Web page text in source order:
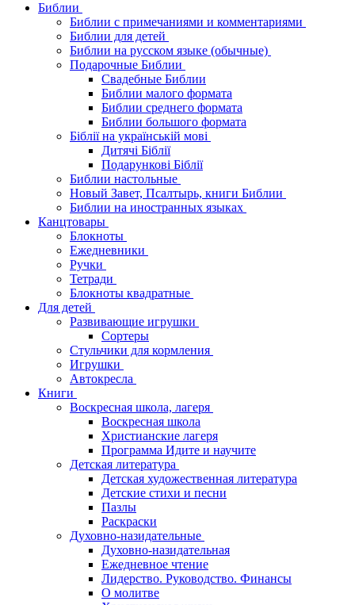
Библии
Библии с примечаниями и комментариями
Библии для детей
Библии на русском языке (обычные)
Подарочные Библии
Свадебные Библии
Библии малого формата
Библии среднего формата
Библии большого формата
Біблії на українській мові
Дитячі Біблії
Подарункові Біблії
Библии настольные
Новый Завет, Псалтырь, книги Библии
Библии на иностранных языках
Канцтовары
Блокноты
Ежедневники
Ручки
Тетради
Блокноты квадратные
Для детей
Развивающие игрушки
Сортеры
Стульчики для кормления
Игрушки
Автокресла
Книги
Воскресная школа, лагеря
Воскресная школа
Христианские лагеря
Программа Идите и научите
Детская литература
Детская художественная литература
Детские стихи и песни
Пазлы
Раскраски
Духовно-назидательные
Духовно-назидательная
Ежедневное чтение
Лидерство. Руководство. Финансы
О молитве